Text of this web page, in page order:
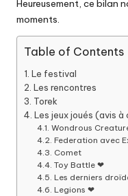
Heureusement, ce bilan
moments.
Table of Contents
Le festival
Les rencontres
Torek
Les jeux joués (avis
Wondrous
Federation avec
Comet
Toy Battle ❤
Les derniers
Legions ❤